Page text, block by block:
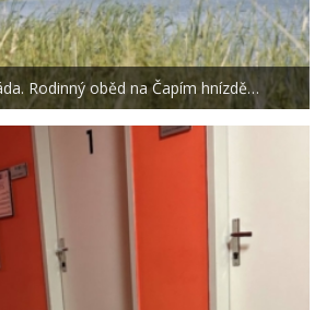
Rodinný oběd na Čapím hnízdě…